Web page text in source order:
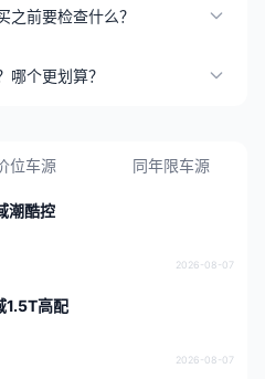
之前要检查什么？
哪个更划算？
位车源 同年限车源
潮酷控
2026-08-07
1.5T高配
2026-08-07